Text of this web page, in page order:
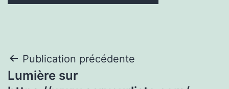
Navigation
Publication précédente
Lumière sur